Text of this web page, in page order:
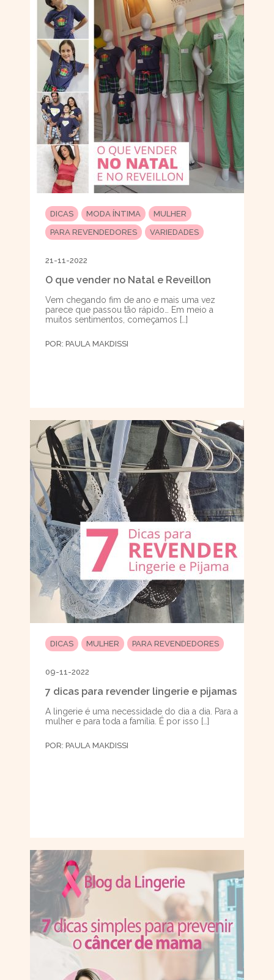
DICAS MODA ÍNTIMA
MULHER
PARA REVENDEDORES
VARIEDADES
21-11-2022
O que vender no Natal e Reveillon
Vem chegando fim de ano e mais uma vez
parece que passou tão rápido… Em meio a
muitos sentimentos, começamos […]
POR: PAULA MAKDISSI
DICAS MULHER PARA REVENDEDORES
09-11-2022
7 dicas para revender lingerie e pijamas
A lingerie é uma necessidade do dia a dia. Para a
mulher e para toda a família. É por isso […]
POR: PAULA MAKDISSI